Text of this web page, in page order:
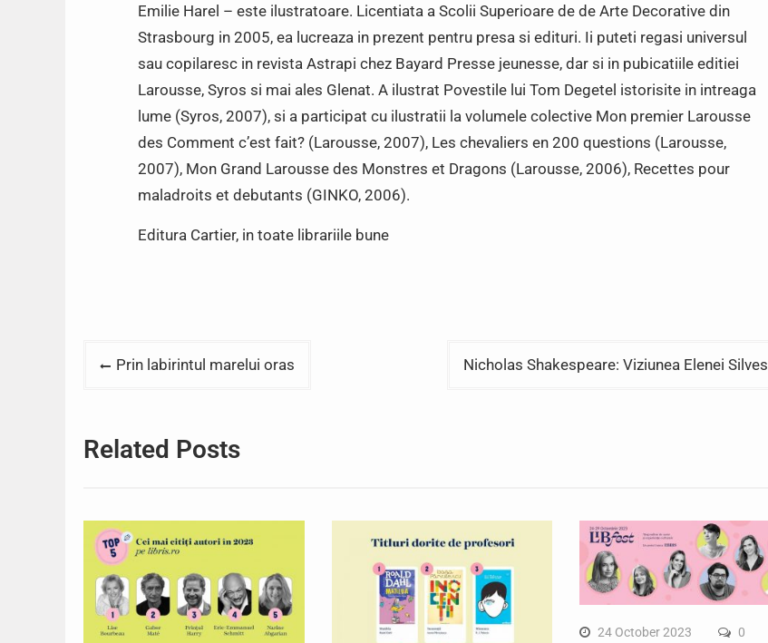
Emilie Harel – este ilustratoare. Licentiata a Scolii Superioare de de Arte Decorative din
Strasbourg in 2005, ea lucreaza in prezent pentru presa si edituri. Ii puteti regasi universul
sau copilaresc in revista Astrapi chez Bayard Presse jeunesse, dar si in pubicatiile editiei
Larousse, Syros si mai ales Glenat. A ilustrat Povestile lui Tom Degetel istorisite in intreaga
lume (Syros, 2007), si a participat cu ilustratii la volumele colective Mon premier Larousse
des Comment c’est fait? (Larousse, 2007), Les chevaliers en 200 questions (Larousse,
2007), Mon Grand Larousse des Monstres et Dragons (Larousse, 2006), Recettes pour
maladroits et debutants (GINKO, 2006).
Editura Cartier, in toate librariile bune
PostPrin labirintul marelui oras Nicholas Shakespeare: Viziunea Elenei Silves
Related Posts
24 October 2023 0